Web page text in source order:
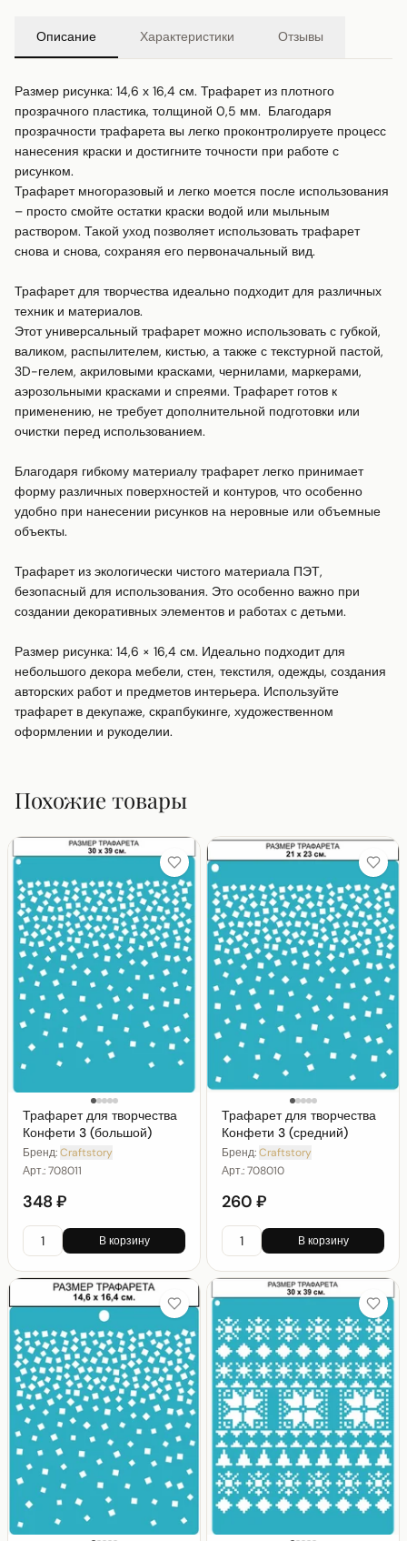
Описание Характеристики Отзывы
Размер рисунка: 14,6 х 16,4 см. Трафарет из плотного
прозрачного пластика, толщиной 0,5 мм.  Благодаря
прозрачности трафарета вы легко проконтролируете процесс
нанесения краски и достигните точности при работе с
рисунком.
Трафарет многоразовый и легко моется после использования
– просто смойте остатки краски водой или мыльным
раствором. Такой уход позволяет использовать трафарет
снова и снова, сохраняя его первоначальный вид.
Трафарет для творчества идеально подходит для различных
техник и материалов.
Этот универсальный трафарет можно использовать с губкой,
валиком, распылителем, кистью, а также с текстурной пастой,
3D-гелем, акриловыми красками, чернилами, маркерами,
аэрозольными красками и спреями. Трафарет готов к
применению, не требует дополнительной подготовки или
очистки перед использованием.
Благодаря гибкому материалу трафарет легко принимает
форму различных поверхностей и контуров, что особенно
удобно при нанесении рисунков на неровные или объемные
объекты.
Трафарет из экологически чистого материала ПЭТ,
безопасный для использования. Это особенно важно при
создании декоративных элементов и работах с детьми.
Размер рисунка: 14,6 × 16,4 см. Идеально подходит для
небольшого декора мебели, стен, текстиля, одежды, создания
авторских работ и предметов интерьера. Используйте
трафарет в декупаже, скрапбукинге, художественном
оформлении и рукоделии.
Похожие товары
Трафарет для творчества
Конфети 3 (большой)
Бренд:Craftstory
Арт.:708011
348 ₽
В корзину
Трафарет для творчества
Конфети 3 (средний)
Бренд:Craftstory
Арт.:708010
260 ₽
В корзину